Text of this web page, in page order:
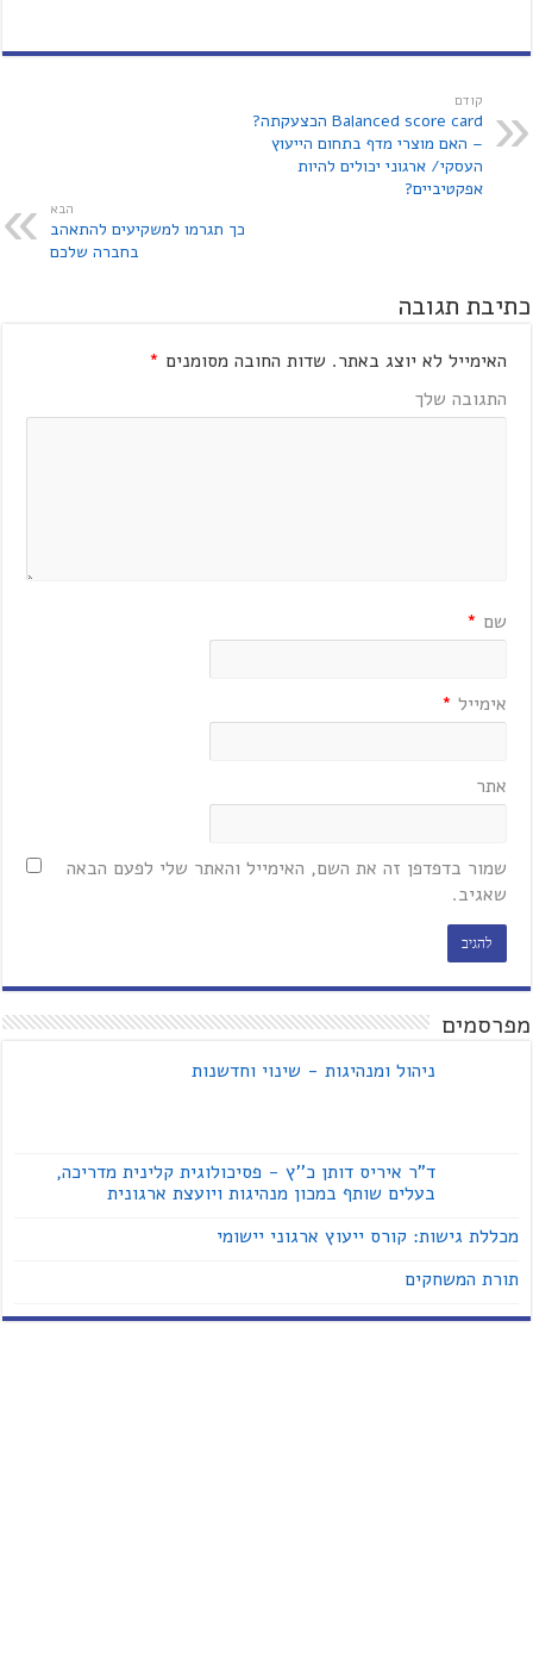
קודם
Balanced score card הכצעקתה?
– האם מוצרי מדף בתחום הייעוץ
העסקי/ ארגוני יכולים להיות
אפקטיביים?
הבא
כך תגרמו למשקיעים להתאהב
בחברה שלכם
כתיבת תגובה
האימייל לא יוצג באתר. שדות החובה מסומנים *
התגובה שלך
שם *
אימייל *
אתר
שמור בדפדפן זה את השם, האימייל והאתר שלי לפעם הבאה
שאגיב.
מפרסמים
ניהול ומנהיגות - שינוי וחדשנות
ד"ר איריס דותן כ''ץ - פסיכולוגית קלינית מדריכה,
בעלים שותף במכון מנהיגות ויועצת ארגונית
מכללת גישות: קורס ייעוץ ארגוני יישומי
תורת המשחקים